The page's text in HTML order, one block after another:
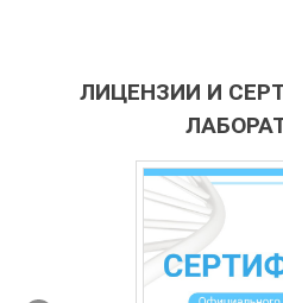
ЛИЦЕНЗИИ И